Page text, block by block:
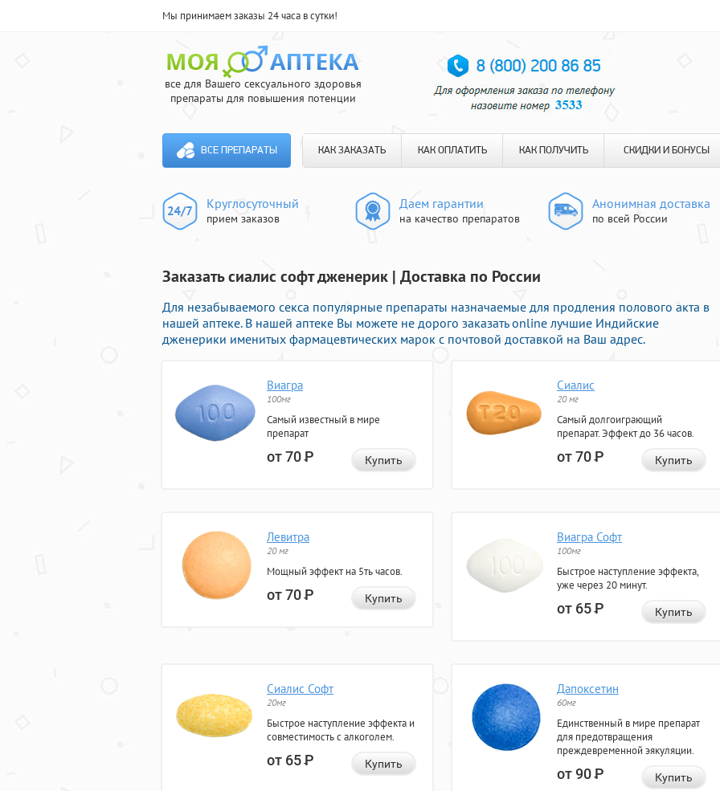
Мы принимаем заказы 24 часа в сутки!
все для Вашего сексуального здоровья
препараты для повышения потенции
ВСЕ ПРЕПАРАТЫ КАК ЗАКАЗАТЬ КАК ОПЛАТИТЬ КАК ПОЛУЧИТЬ СКИДКИ И БОНУСЫ
Круглосуточный
прием заказов
Даем гарантии
на качество препаратов
Анонимная доставка
по всей России
Заказать сиалис софт дженерик | Доставка по России
Для незабываемого секса популярные препараты назначаемые для продления полового акта в
нашей аптеке. В нашей аптеке Вы можете не дорого заказать online лучшие Индийские
дженерики именитых фармацевтических марок с почтовой доставкой на Ваш адрес.
Виагра
100мг
Самый известный в мире
препарат
от 70Р Купить
Сиалис
20 мг
Самый долгоиграющий
препарат. Эффект до 36 часов.
от 70Р Купить
Левитра
20 мг
Мощный эффект на 5ть часов.
от 70Р Купить
Виагра Софт
100мг
Быстрое наступление эффекта,
уже через 20 минут.
от 65Р Купить
Сиалис Софт
20мг
Быстрое наступление эффекта и
совместимость с алкоголем.
от 65Р Купить
Дапоксетин
60мг
Единственный в мире препарат
для предотвращения
преждевременной эякуляции.
от 90Р Купить